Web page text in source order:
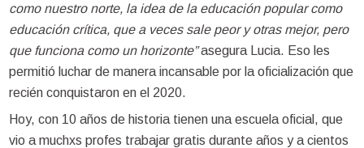
como nuestro norte, la idea de la educación popular como
educación crítica, que a veces sale peor y otras mejor, pero
que funciona como un horizonte”asegura Lucia. Eso les
permitió luchar de manera incansable por la oficialización que
recién conquistaron en el 2020.
Hoy, con 10 años de historia tienen una escuela oficial, que
vio a muchxs profes trabajar gratis durante años y a cientos